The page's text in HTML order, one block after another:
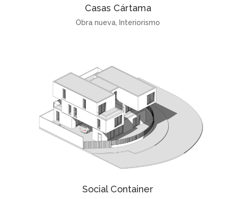
Casas Cártama
Obra nueva Interiorismo
Social Container